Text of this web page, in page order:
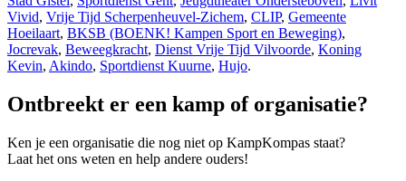
Vivid, Vrije Tijd Scherpenheuvel-Zichem, CLIP, Gemeente
Hoeilaart, BKSB (BOENK! Kampen Sport en Beweging),
Jocrevak, Beweegkracht, Dienst Vrije Tijd Vilvoorde, Koning
Kevin, Akindo, Sportdienst Kuurne, Hujo.
Ontbreekt er een kamp of organisatie?
Ken je een organisatie die nog niet op KampKompas staat?
Laat het ons weten en help andere ouders!